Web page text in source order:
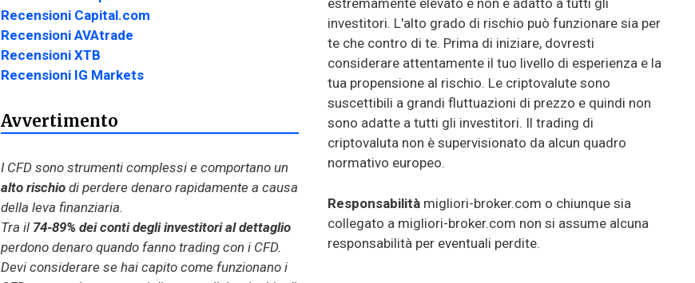
Recensioni Capital.com
Recensioni AVAtrade
Recensioni XTB
Recensioni IG Markets
Avvertimento
I CFD sono strumenti complessi e comportano un
alto rischiodi perdere denaro rapidamente a causa
della leva finanziaria.
Tra il 74-89% dei conti degli investitori al dettaglio
perdono denaro quando fanno trading con i CFD.
Devi considerare se hai capito come funzionano i
estremamente elevato e non è adatto a tutti gli
investitori. L'alto grado di rischio può funzionare sia per
te che contro di te. Prima di iniziare, dovresti
considerare attentamente il tuo livello di esperienza e la
tua propensione al rischio. Le criptovalute sono
suscettibili a grandi fluttuazioni di prezzo e quindi non
sono adatte a tutti gli investitori. Il trading di
criptovaluta non è supervisionato da alcun quadro
normativo europeo.
Responsabilità migliori-broker.com o chiunque sia
collegato a migliori-broker.com non si assume alcuna
responsabilità per eventuali perdite.